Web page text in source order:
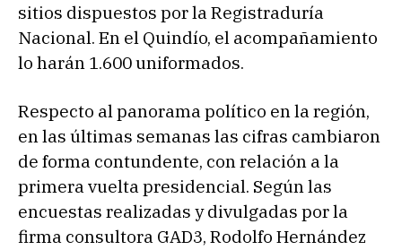
sitios dispuestos por la Registraduría
Nacional. En el Quindío, el acompañamiento
lo harán 1.600 uniformados.
Respecto al panorama político en la región,
en las últimas semanas las cifras cambiaron
de forma contundente, con relación a la
primera vuelta presidencial. Según las
encuestas realizadas y divulgadas por la
firma consultora GAD3, Rodolfo Hernández